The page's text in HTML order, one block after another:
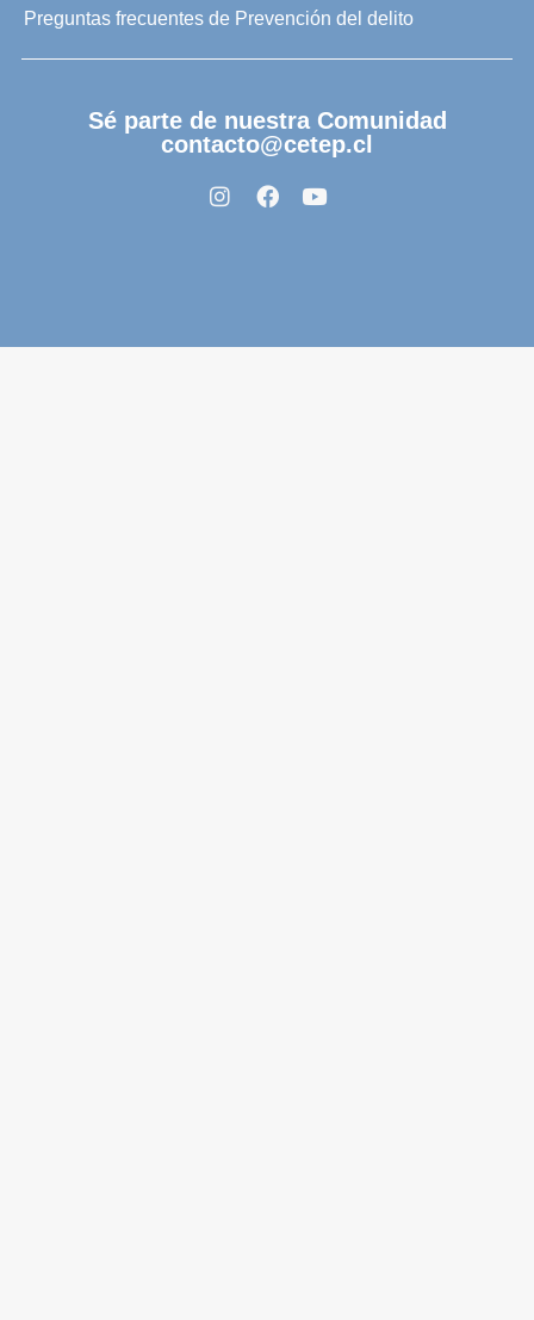
Preguntas frecuentes de Prevención del delito
Sé parte de nuestra Comunidad
contacto@cetep.cl